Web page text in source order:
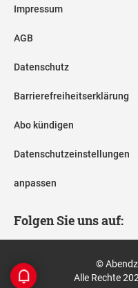
Impressum
AGB
Datenschutz
Barrierefreiheitserklärung
Abo kündigen
Datenschutzeinstellungen
anpassen
Folgen Sie uns auf:
©
Alle Rechte